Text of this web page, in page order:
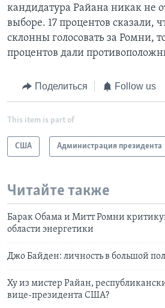
кандидатура Райана никак не
выборе. 17 процентов сказали,
склонны голосовать за Ромни,
процентов дали
Поделиться Follow us
This item is part of
США Администрация президента
Читайте также
Барак Обама и Митт Ромни
области энергетики
Джо Байден: личность в большой
Ху из мистер Райан,
вице-президента США?